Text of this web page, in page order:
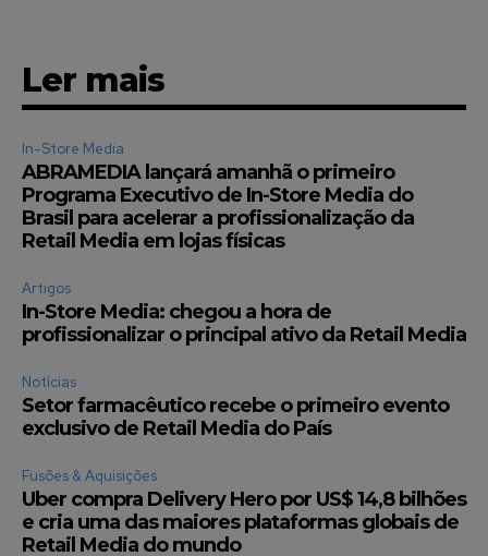
Ler mais
In-Store Media
ABRAMEDIA lançará amanhã o primeiro
Programa Executivo de In-Store Media do
Brasil para acelerar a profissionalização da
Retail Media em lojas físicas
Artigos
In-Store Media: chegou a hora de
profissionalizar o principal ativo da Retail Media
Notícias
Setor farmacêutico recebe o primeiro evento
exclusivo de Retail Media do País
Fusões & Aquisições
Uber compra Delivery Hero por US$ 14,8 bilhões
e cria uma das maiores plataformas globais de
Retail Media do mundo